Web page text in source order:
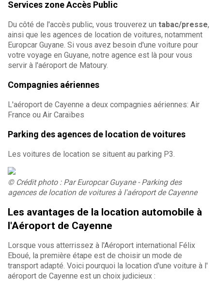
Services zone Accès Public
Du côté de l'accès public, vous trouverez un tabac/presse,
ainsi que les agences de location de voitures, notamment
Europcar Guyane. Si vous avez besoin d'une voiture pour
votre voyage en Guyane, notre agence est là pour vous
servir à l'aéroport de Matoury.
Compagnies aériennes
L'aéroport de Cayenne a deux compagnies aériennes: Air
France ou Air Caraïbes
Parking des agences de location de voitures
Les voitures de location se situent au parking P3.
© Crédit photo : Par Europcar Guyane - Parking des
agences de location de voitures à l'aéroport de Cayenne
Les avantages de la location automobile à
l'Aéroport de Cayenne
Lorsque vous atterrissez à l'Aéroport international Félix
Eboué, la première étape est de choisir un mode de
transport adapté. Voici pourquoi la location d'une voiture à l'
aéroport de Cayenne est un choix judicieux :